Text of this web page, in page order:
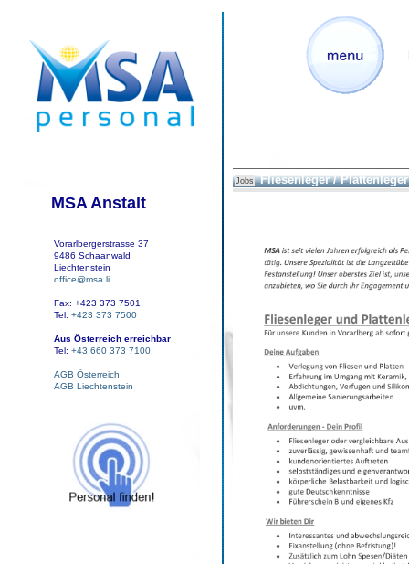
MSA Anstalt
Vorarlbergerstrasse 37
9486 Schaanwald
Liechtenstein
office@msa.li
Fax: +423 373 7501
Tel: +423 373 7500
Aus Österreich erreichbar
Tel: +43 660 373 7100
AGB Österreich
AGB Liechtenstein
Jobs Fliesenleger / Plattenleger